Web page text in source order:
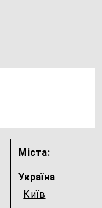
Міста:
Україна
Київ